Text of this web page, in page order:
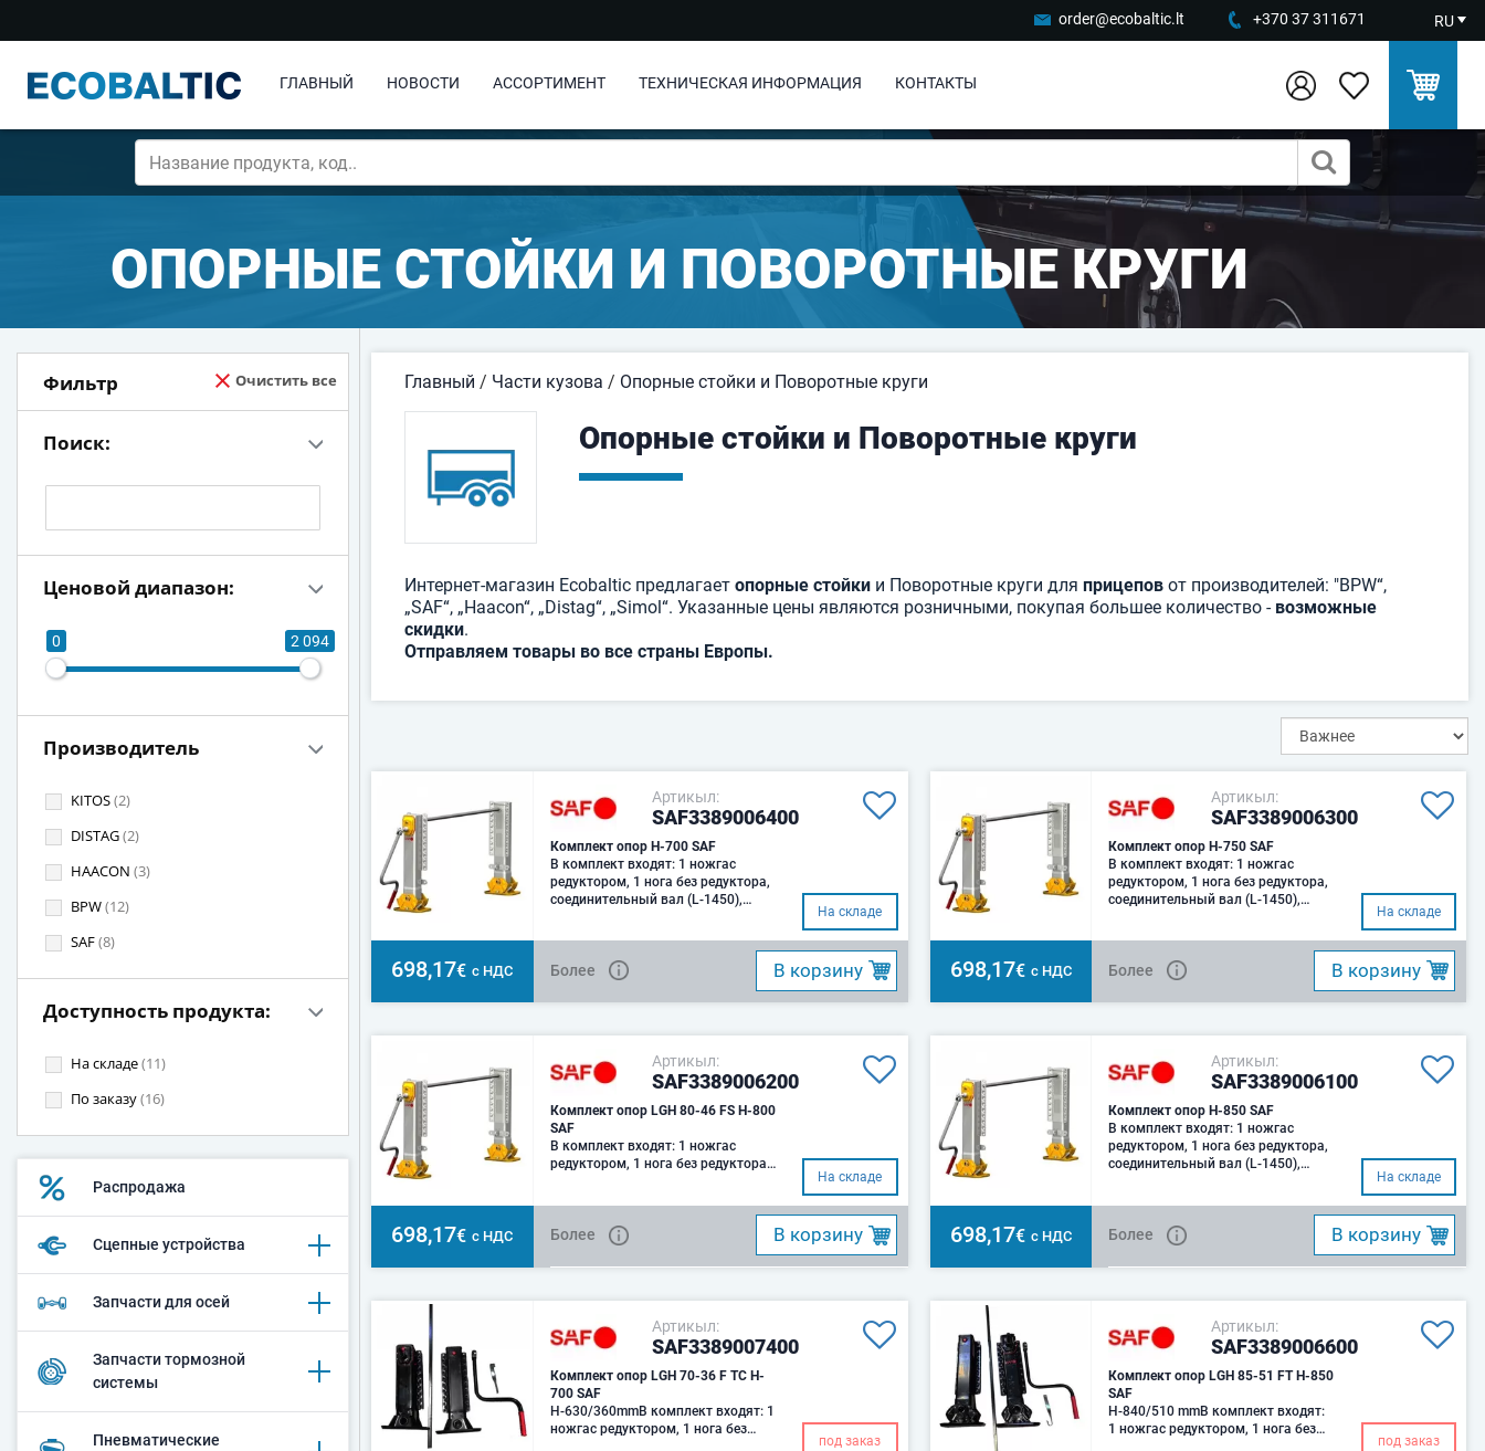
order@ecobaltic.lt +370 37 311671 RU
ГЛАВНЫЙ НОВОСТИ АССОРТИМЕНТ ТЕХНИЧЕСКАЯ ИНФОРМАЦИЯ КОНТАКТЫ
ОПОРНЫЕ СТОЙКИ И ПОВОРОТНЫЕ КРУГИ
Очистить все
Фильтр
Поиск:
Ценовой диапазон:
0 2 094
Производитель
KITOS(2)
DISTAG(2)
HAACON (3)
BPW(12)
SAF(8)
Доступность продукта:
На складе(11)
По заказу(16)
Распродажа
Сцепные устройства
Запчасти для осей
Запчасти тормозной
системы
Пневматические
Главный / Части кузова / Опорные стойки и Поворотные круги
Опорные стойки и Поворотные круги
Интернет-магазин Ecobaltic предлагает опорные стойки и Поворотные круги для прицепов от производителей: "BPW“,
„SAF“, „Haacon“, „Distag“, „Simol“. Указанные цены являются розничными, покупая большее количество - возможные
скидки.
Отправляем товары во все страны Европы.
Артикыл:
SAF3389006400
Комплект опор H-700 SAF
В комплект входят: 1 ножгас
редуктором, 1 нога без редуктора,
соединительный вал (L-1450),
На складе
698,17€ с НДС Более B корзину
Артикыл:
SAF3389006300
Комплект опор H-750 SAF
В комплект входят: 1 ножгас
редуктором, 1 нога без редуктора,
соединительный вал (L-1450),
На складе
698,17€ с НДС Более B корзину
Артикыл:
SAF3389006200
Комплект опор LGH 80-46 FS H-800
SAF
В комплект входят: 1 ножгас
редуктором, 1 нога без редуктора,
На складе
698,17€ с НДС Более B корзину
Артикыл:
SAF3389006100
Комплект опор H-850 SAF
В комплект входят: 1 ножгас
редуктором, 1 нога без редуктора,
соединительный вал (L-1450),
На складе
698,17€ с НДС Более B корзину
Артикыл:
SAF3389007400
Комплект опор LGH 70-36 F TC H-
700 SAF
H-630/360mmВ комплект входят: 1
ножгас редуктором, 1 нога без
под заказ
Артикыл:
SAF3389006600
Комплект опор LGH 85-51 FT H-850
SAF
H-840/510 mmВ комплект входят:
1 ножгас редуктором, 1 нога без
под заказ